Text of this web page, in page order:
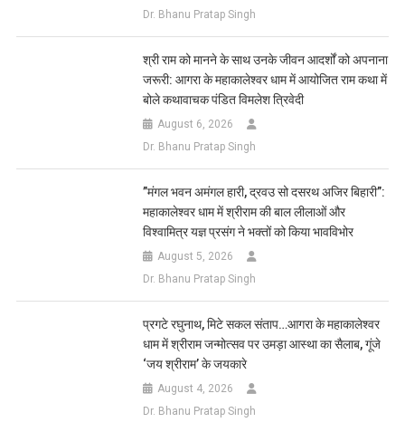
Dr. Bhanu Pratap Singh
​श्री राम को मानने के साथ उनके जीवन आदर्शों को अपनाना
जरूरी: आगरा के महाकालेश्वर धाम में आयोजित राम कथा में
बोले कथावाचक पंडित विमलेश त्रिवेदी
August 6, 2026
Dr. Bhanu Pratap Singh
​”मंगल भवन अमंगल हारी, द्रवउ सो दसरथ अजिर बिहारी”:
महाकालेश्वर धाम में श्रीराम की बाल लीलाओं और
विश्वामित्र यज्ञ प्रसंग ने भक्तों को किया भावविभोर
August 5, 2026
Dr. Bhanu Pratap Singh
प्रगटे रघुनाथ, मिटे सकल संताप…आगरा के महाकालेश्वर
धाम में श्रीराम जन्मोत्सव पर उमड़ा आस्था का सैलाब, गूंजे
‘जय श्रीराम’ के जयकारे
August 4, 2026
Dr. Bhanu Pratap Singh